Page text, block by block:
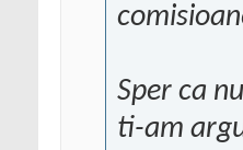
Sper ca
ti-am